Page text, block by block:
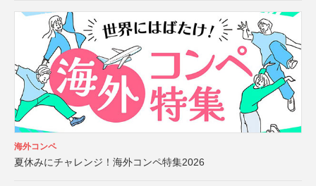
海外コンペ
夏休みにチャレンジ！海外コンペ特集2026